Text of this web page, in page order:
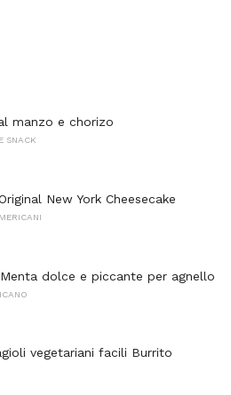
manzo e chorizo
SNACK
New York Cheesecake
dolce e piccante per agnello
vegetariani facili Burrito